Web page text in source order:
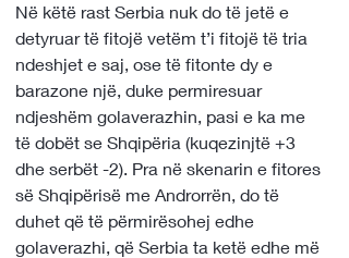
Në këtë rast Serbia nuk do të jetë e
detyruar të fitojë vetëm t’i fitojë të tria
ndeshjet e saj, ose të fitonte dy e
barazone një, duke permiresuar
ndjeshëm golaverazhin, pasi e ka me
të dobët se Shqipëria (kuqezinjtë +3
dhe serbët -2). Pra në skenarin e fitores
së Shqipërisë me Androrrën, do të
duhet që të përmirësohej edhe
golaverazhi, që Serbia ta ketë edhe më